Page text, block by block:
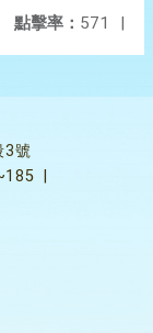
點擊率： 571 |
3號